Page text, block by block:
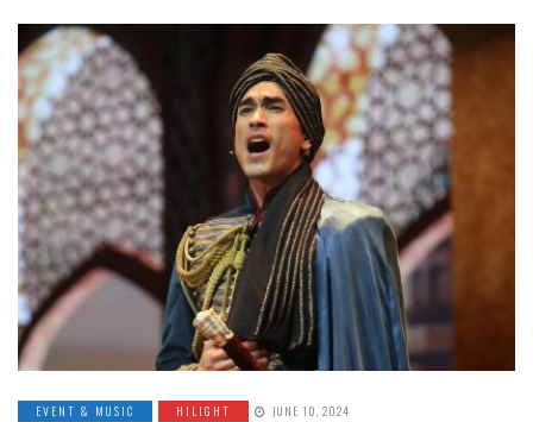
EVENT & MUSIC HILIGHT JUNE 10, 2024